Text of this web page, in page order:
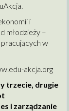
i
młodzieży –
w
akcja.org
trzecie, drugie
i zarządzanie